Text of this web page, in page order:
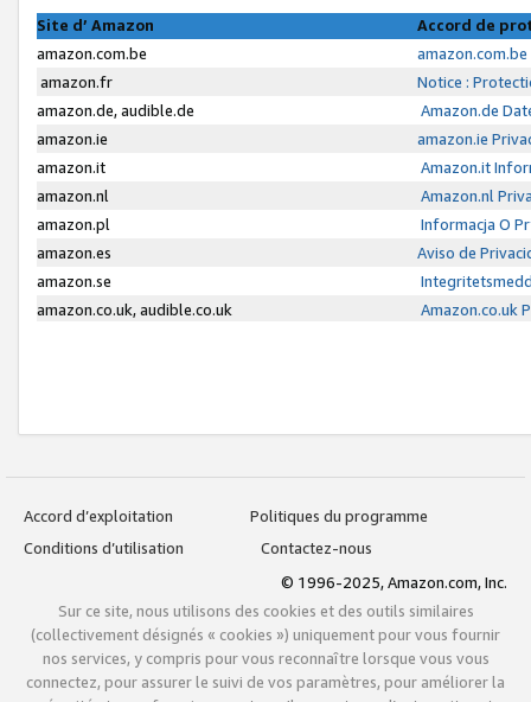
Site d’ Amazon
Accord de
amazon.com.be
amazon.fr
Notice :
amazon.de, audible.de
Amazon.de
amazon.ie
amazon.ie
amazon.it
Amazon.it
amazon.nl
Amazon.nl
amazon.pl
Informacja O
amazon.es
Aviso de
amazon.se
amazon.co.uk, audible.co.uk
Amazon.co.uk
Accord d’exploitation
Politiques du programme
Conditions d’utilisation
Contactez-nous
© 1996-2025, Amazon.com, Inc.
Sur ce site, nous utilisons des cookies et des outils similaires
(collectivement désignés « cookies ») uniquement pour vous fournir
nos services, y compris pour vous reconnaître lorsque vous vous
connectez, pour assurer le suivi de vos paramètres, pour améliorer la